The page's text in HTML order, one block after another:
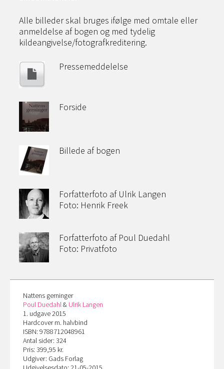
Alle billeder skal bruges ifølge med omtale eller
anmeldelse af bogen og med tydelig
kildeangivelse/fotografkreditering.
Pressemeddelelse
Forside
Billede af bogen
Forfatterfoto af Ulrik Langen
Foto: Henrik Freek
Forfatterfoto af Poul Duedahl
Foto: Privatfoto
Nattens gerninger
Poul Duedahl& Ulrik Langen
1. udgave 2015
Hardcover m. halvbind
ISBN: 9788712048961
Antal sider: 324
Pris: 399,95 kr.
Udgiver: Gads Forlag